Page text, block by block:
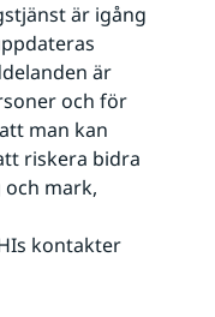
är igång
är
och för
man kan
riskera bidra
mark,
kontakter